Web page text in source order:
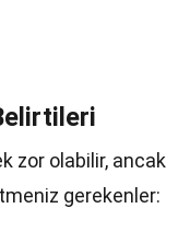
zor olabilir, ancak
gerekenler: